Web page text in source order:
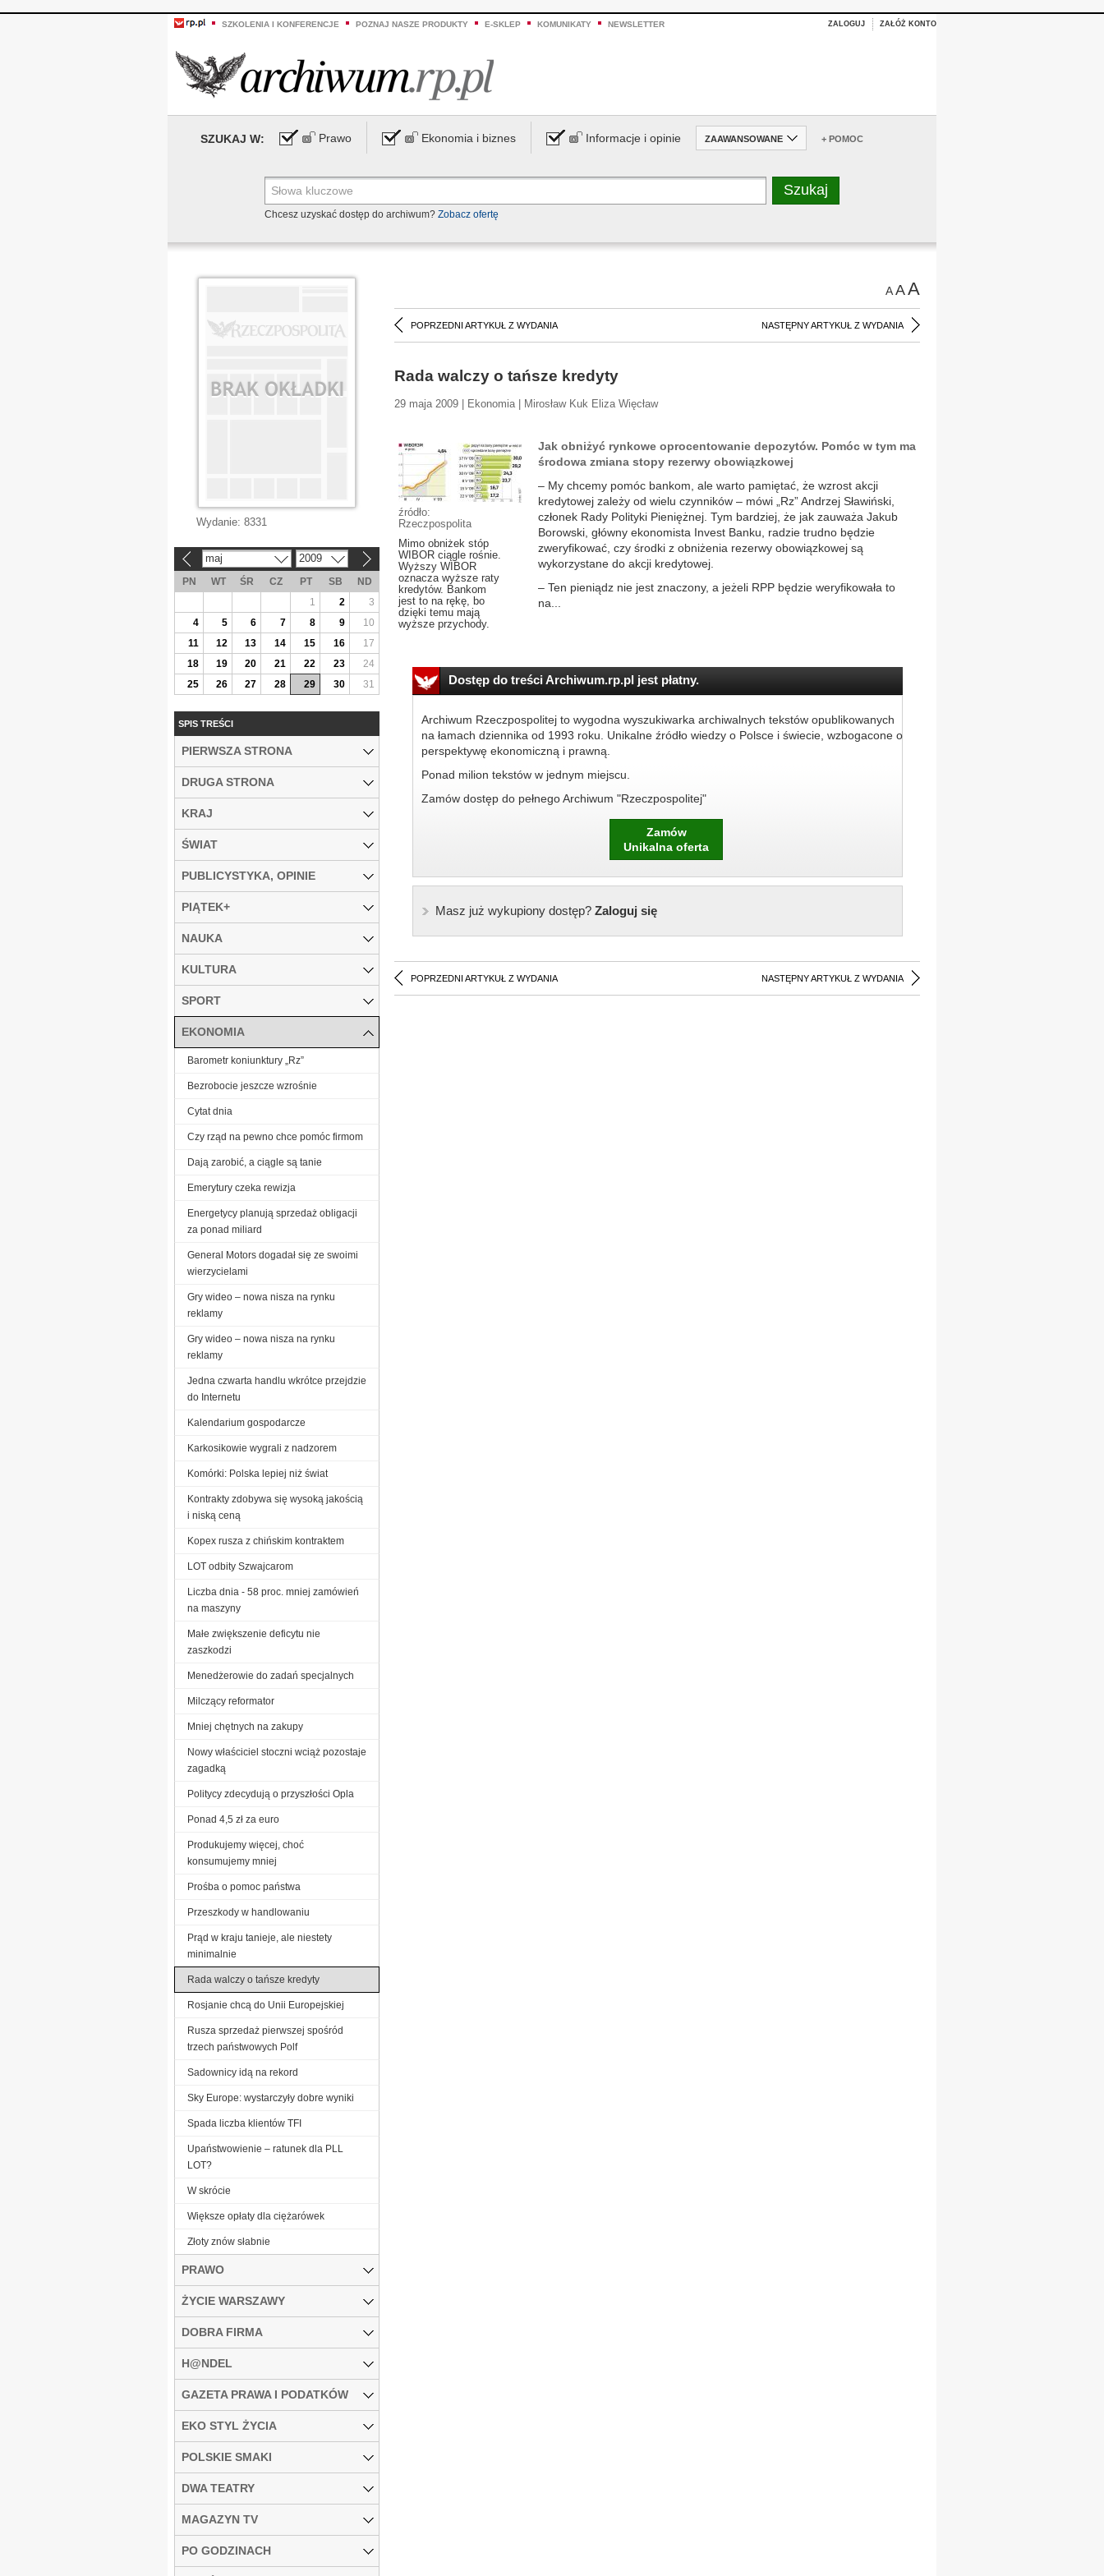
SZKOLENIA I KONFERENCJE POZNAJ NASZE PRODUKTY E-SKLEP KOMUNIKATY NEWSLETTER ZALOGUJ ZAŁÓŻ KONTO
SZUKAJ W: Prawo Ekonomia i biznes Informacje i opinie ZAAWANSOWANE + POMOC
Chcesz uzyskać dostęp do archiwum? Zobacz ofertę
AAA
POPRZEDNI ARTYKUŁ Z WYDANIA NASTĘPNY ARTYKUŁ Z WYDANIA
Rada walczy o tańsze kredyty
29 maja 2009 | Ekonomia | Mirosław Kuk Eliza Więcław
źródło:
Rzeczpospolita
Mimo obniżek stóp
WIBOR ciągle rośnie.
Wyższy WIBOR
oznacza wyższe raty
kredytów. Bankom
jest to na rękę, bo
dzięki temu mają
wyższe przychody.
Jak obniżyć rynkowe oprocentowanie depozytów. Pomóc w tym ma
środowa zmiana stopy rezerwy obowiązkowej
– My chcemy pomóc bankom, ale warto pamiętać, że wzrost akcji
kredytowej zależy od wielu czynników – mówi „Rz” Andrzej Sławiński,
członek Rady Polityki Pieniężnej. Tym bardziej, że jak zauważa Jakub
Borowski, główny ekonomista Invest Banku, radzie trudno będzie
zweryfikować, czy środki z obniżenia rezerwy obowiązkowej są
wykorzystane do akcji kredytowej.
– Ten pieniądz nie jest znaczony, a jeżeli RPP będzie weryfikowała to
na...
Dostęp do treści Archiwum.rp.pl jest płatny.
Archiwum Rzeczpospolitej to wygodna wyszukiwarka archiwalnych tekstów opublikowanych
na łamach dziennika od 1993 roku. Unikalne źródło wiedzy o Polsce i świecie, wzbogacone o
perspektywę ekonomiczną i prawną.
Ponad milion tekstów w jednym miejscu.
Zamów dostęp do pełnego Archiwum "Rzeczpospolitej"
Zamów
Unikalna oferta
Masz już wykupiony dostęp?Zaloguj się
POPRZEDNI ARTYKUŁ Z WYDANIA NASTĘPNY ARTYKUŁ Z WYDANIA
Wydanie: 8331
maj 2009
PN WT ŚR CZ PT SB
ND
1
2
3
4
5 6 7 8 9
10
11
12 13 14 15 16
17
18
19 20 21 22 23
24
25
26 27 28 29 30 31
SPIS TREŚCI
PIERWSZA STRONA
DRUGA STRONA
KRAJ
ŚWIAT
PUBLICYSTYKA, OPINIE
PIĄTEK+
NAUKA
KULTURA
SPORT
EKONOMIA
Barometr koniunktury „Rz”
Bezrobocie jeszcze wzrośnie
Cytat dnia
Czy rząd na pewno chce pomóc firmom
Dają zarobić, a ciągle są tanie
Emerytury czeka rewizja
Energetycy planują sprzedaż obligacji
za ponad miliard
General Motors dogadał się ze swoimi
wierzycielami
Gry wideo – nowa nisza na rynku
reklamy
Gry wideo – nowa nisza na rynku
reklamy
Jedna czwarta handlu wkrótce przejdzie
do Internetu
Kalendarium gospodarcze
Karkosikowie wygrali z nadzorem
Komórki: Polska lepiej niż świat
Kontrakty zdobywa się wysoką jakością
i niską ceną
Kopex rusza z chińskim kontraktem
LOT odbity Szwajcarom
Liczba dnia - 58 proc. mniej zamówień
na maszyny
Małe zwiększenie deficytu nie
zaszkodzi
Menedżerowie do zadań specjalnych
Milczący reformator
Mniej chętnych na zakupy
Nowy właściciel stoczni wciąż pozostaje
zagadką
Politycy zdecydują o przyszłości Opla
Ponad 4,5 zł za euro
Produkujemy więcej, choć
konsumujemy mniej
Prośba o pomoc państwa
Przeszkody w handlowaniu
Prąd w kraju tanieje, ale niestety
minimalnie
Rada walczy o tańsze kredyty
Rosjanie chcą do Unii Europejskiej
Rusza sprzedaż pierwszej spośród
trzech państwowych Polf
Sadownicy idą na rekord
Sky Europe: wystarczyły dobre wyniki
Spada liczba klientów TFI
Upaństwowienie – ratunek dla PLL
LOT?
W skrócie
Większe opłaty dla ciężarówek
Złoty znów słabnie
PRAWO
ŻYCIE WARSZAWY
DOBRA FIRMA
H@NDEL
GAZETA PRAWA I PODATKÓW
EKO STYL ŻYCIA
POLSKIE SMAKI
DWA TEATRY
MAGAZYN TV
PO GODZINACH